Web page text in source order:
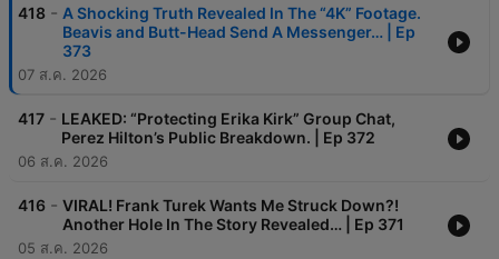
418 - A Shocking Truth Revealed In The “4K” Footage.
Beavis and Butt-Head Send A Messenger… | Ep
373
07 ส.ค. 2026
417 - LEAKED: “Protecting Erika Kirk” Group Chat,
Perez Hilton’s Public Breakdown. | Ep 372
06 ส.ค. 2026
416 - VIRAL! Frank Turek Wants Me Struck Down?!
Another Hole In The Story Revealed… | Ep 371
05 ส.ค. 2026